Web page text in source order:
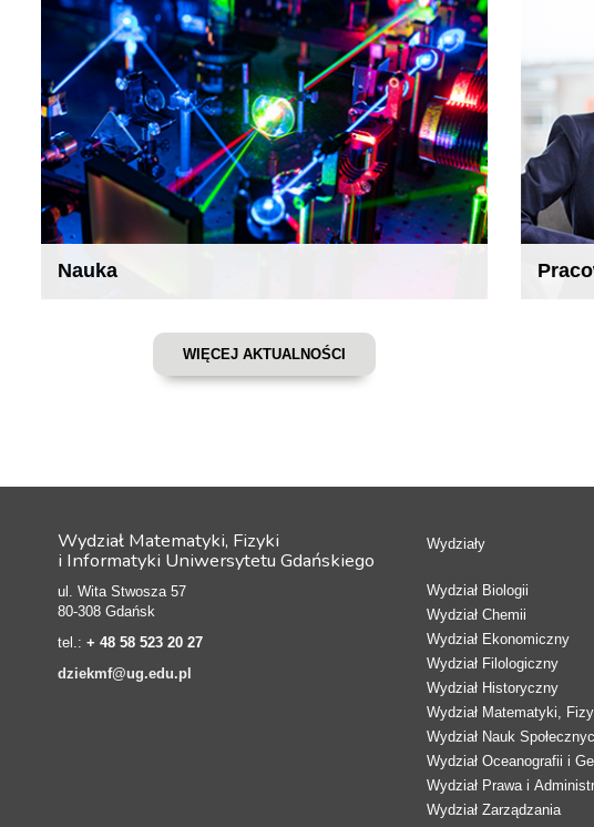
Nauka
WIĘCEJ AKTUALNOŚCI
Wydział Matematyki, Fizyki
i Informatyki Uniwersytetu Gdańskiego
ul. Wita Stwosza 57
80-308 Gdańsk
tel.: + 48 58 523 20 27
dziekmf@ug.edu.pl
Wydziały
Wydział Biologii
Wydział Chemii
Wydział Ekonomiczny
Wydział Filologiczny
Wydział Historyczny
Wydział Matematyki,
Wydział Nauk
Wydział Oceanografii i
Wydział Prawa i
Wydział Zarządzania